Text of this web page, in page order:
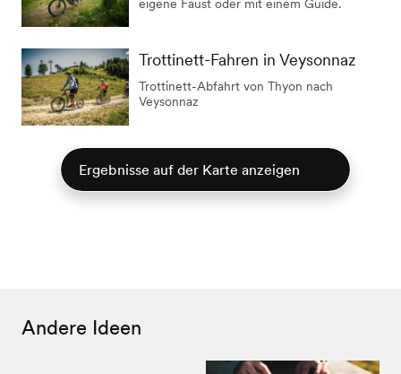
eigene Faust oder mit einem Guide.
Trottinett-Fahren in Veysonnaz
Trottinett-Abfahrt von Thyon nach
Veysonnaz
Ergebnisse auf der Karte anzeigen
Andere Ideen